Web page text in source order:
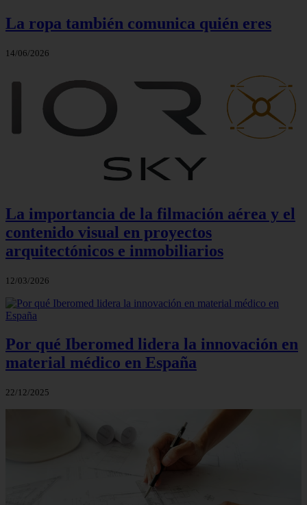
La ropa también comunica quién eres
14/06/2026
La importancia de la filmación aérea y el
contenido visual en proyectos
arquitectónicos e inmobiliarios
12/03/2026
Por qué Iberomed lidera la innovación en
material médico en España
22/12/2025